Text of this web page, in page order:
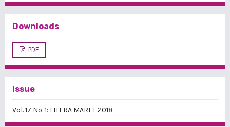
Downloads
PDF
Issue
Vol. 17 No. 1: LITERA MARET 2018